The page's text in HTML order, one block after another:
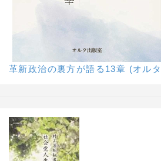
革新政治の裏方が語る13章 (オル